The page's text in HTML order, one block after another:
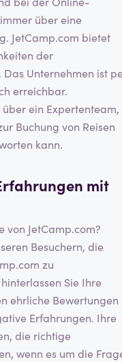
über eine
JetCamp.com bietet
der
Unternehmen ist
erreichbar.
ein Expertenteam,
Buchung von Reisen
kann.
mit
von JetCamp.com?
Besuchern, die
zu
Sie Ihre
ehrliche Bewertungen
Erfahrungen. Ihre
die richtige
wenn es um die